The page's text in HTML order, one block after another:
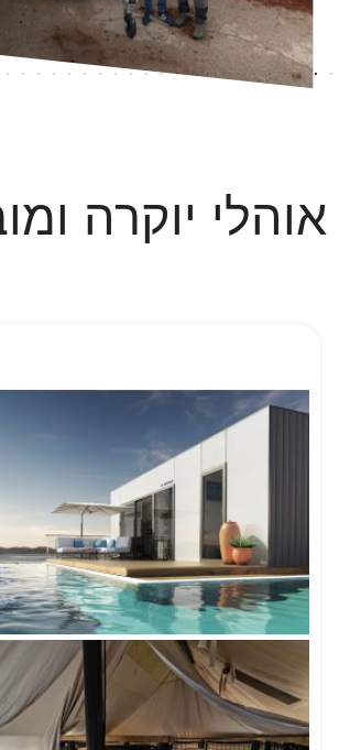
אוהלי יוקרה